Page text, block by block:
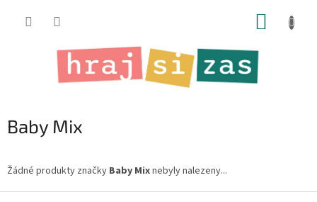
Baby Mix
Žádné produkty značky Baby Mixnebyly nalezeny...